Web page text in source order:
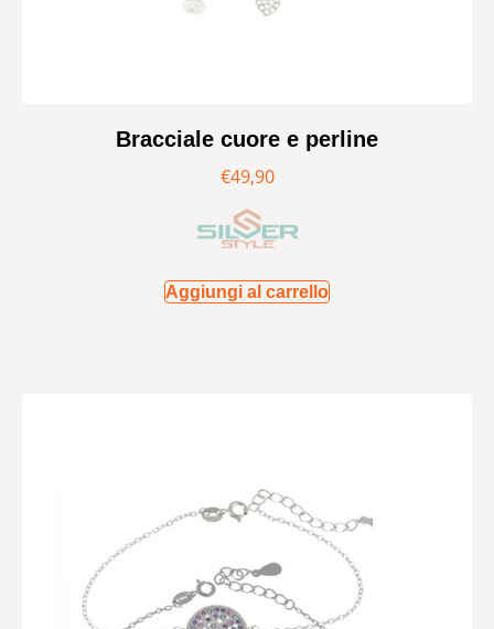
Bracciale cuore e perline
€49,90
Aggiungi al carrello